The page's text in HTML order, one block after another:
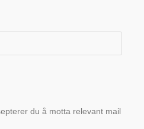
du å motta relevant mail